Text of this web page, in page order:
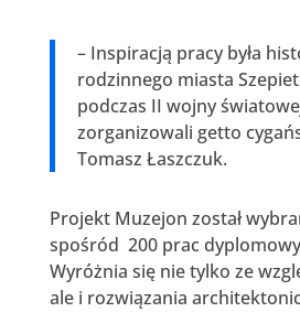
– Inspiracją pracy była
rodzinnego miasta
podczas II wojny
zorganizowali getto
Tomasz Łaszczuk.
Projekt Muzejon został
spośród 200 prac
Wyróżnia się nie tylko ze
ale i rozwiązania